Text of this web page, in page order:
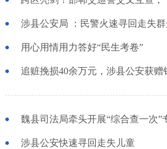
用心用情用力答好“民生考卷”
追赃挽损40余万元，涉县公安获赠
涉县公安快速寻回走失儿童